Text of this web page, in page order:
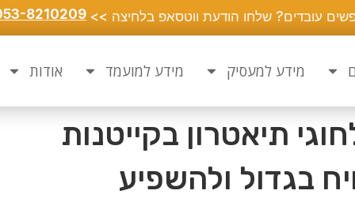
עובדים? שלחו הודעת ווטסאפ בלחיצה >> 8210209
מידע למעסיק מידע למועמד אודות
תיאטרון בקייטנות
בגדול ולהשפיע